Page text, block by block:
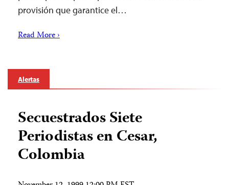
provisión que garantice el…
Read More ›
Alertas
Secuestrados Siete
Periodistas en Cesar,
Colombia